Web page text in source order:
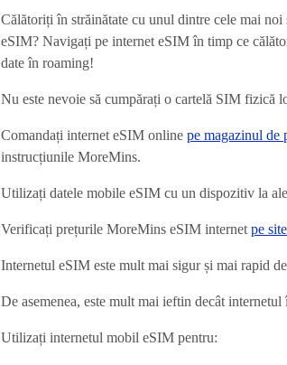
Călătoriți în străinătate cu unul dintre cele mai noi
eSIM? Navigați pe internet eSIM în timp ce
date în roaming!
Nu este nevoie să cumpărați o cartelă SIM fizică
Comandați internet eSIM online pe magazinul de
instrucțiunile MoreMins.
Utilizați datele mobile eSIM cu un dispozitiv la
Verificați prețurile MoreMins eSIM internet pe
Internetul eSIM este mult mai sigur și mai rapid
De asemenea, este mult mai ieftin decât
Utilizați internetul mobil eSIM pentru: